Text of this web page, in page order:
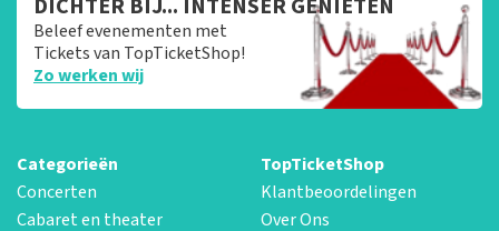
DICHTER BIJ... INTENSER GENIETEN
Beleef evenementen met
Tickets van TopTicketShop!
Zo werken wij
Categorieën
Concerten
Cabaret en theater
TopTicketShop
Klantbeoordelingen
Over Ons